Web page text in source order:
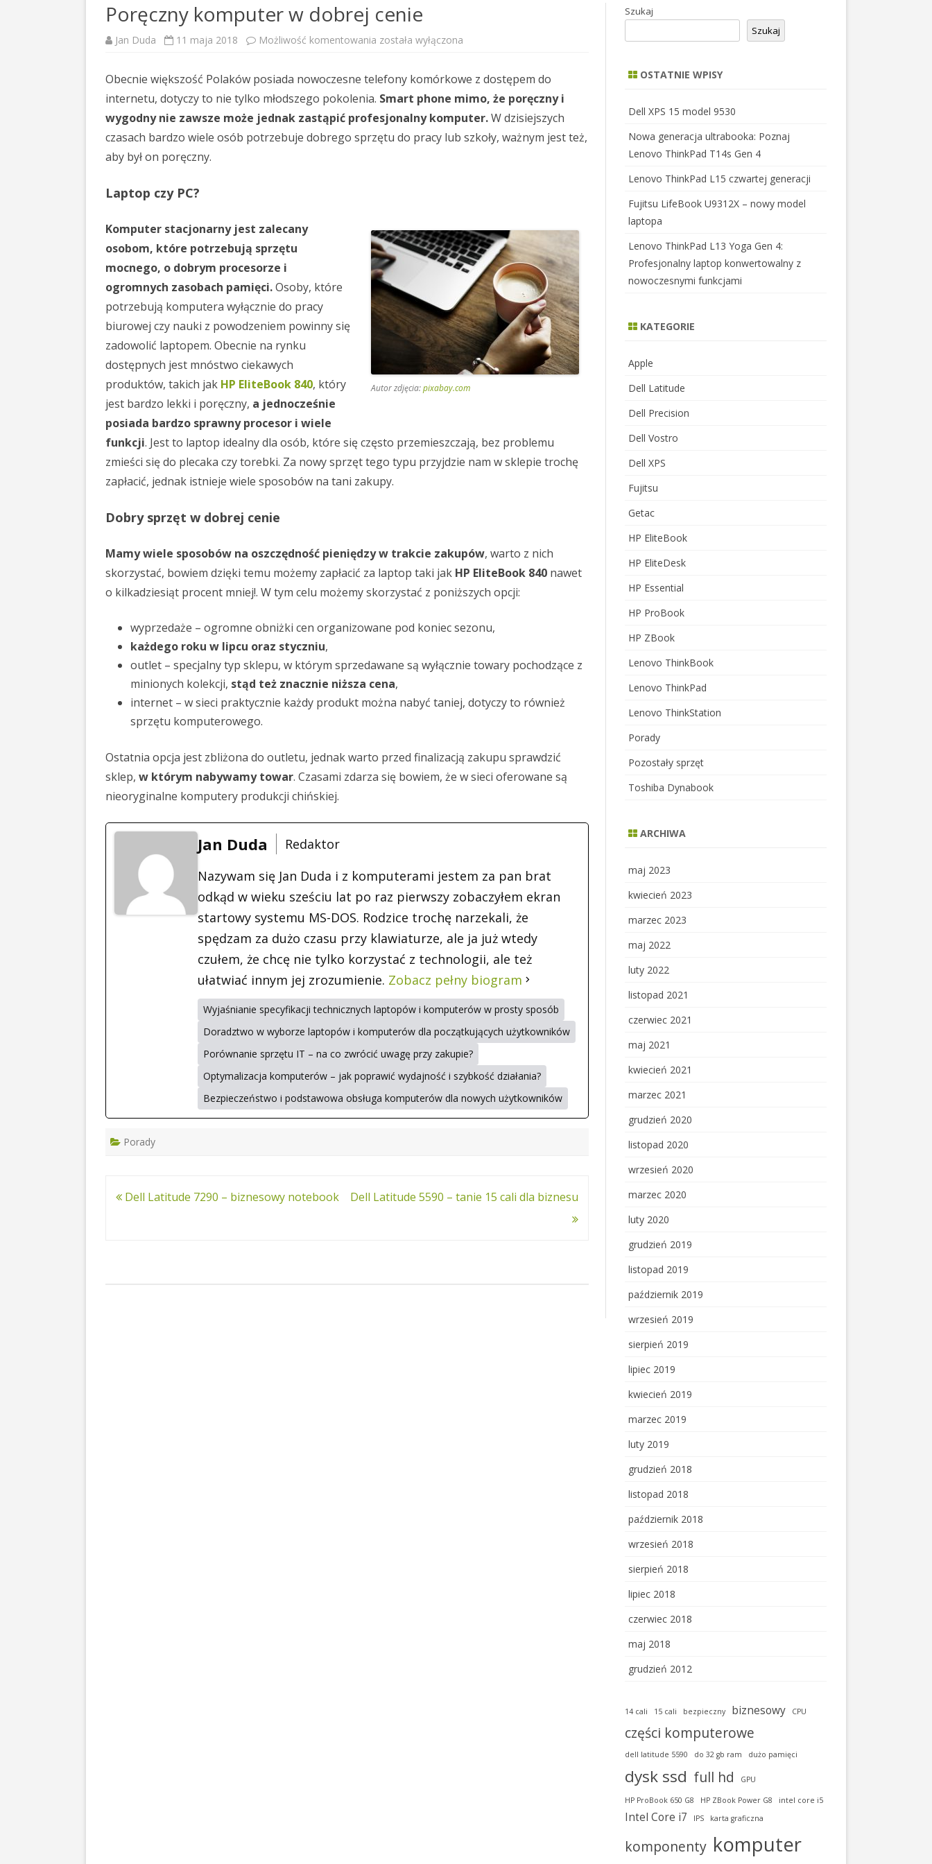
Poręczny komputer w dobrej cenie
Jan Duda 11 maja 2018 Możliwość komentowania Poręczny
cenie
została wyłączona
Obecnie większość Polaków posiada nowoczesne telefony komórkowe z dostępem do
internetu, dotyczy to nie tylko młodszego pokolenia. Smart phone mimo, że poręczny i
wygodny nie zawsze może jednak zastąpić profesjonalny komputer.W dzisiejszych
czasach bardzo wiele osób potrzebuje dobrego sprzętu do pracy lub szkoły, ważnym jest też,
aby był on poręczny.
Laptop czy PC?
Autor zdjęcia:pixabay.com
Komputer stacjonarny jest zalecany
osobom, które potrzebują sprzętu
mocnego, o dobrym procesorze i
ogromnych zasobach pamięci.Osoby, które
potrzebują komputera wyłącznie do pracy
biurowej czy nauki z powodzeniem powinny się
zadowolić laptopem. Obecnie na rynku
dostępnych jest mnóstwo ciekawych
produktów, takich jak HP EliteBook 840, który
jest bardzo lekki i poręczny, a jednocześnie
posiada bardzo sprawny procesor i wiele
funkcji. Jest to laptop idealny dla osób, które się często przemieszczają, bez problemu
zmieści się do plecaka czy torebki. Za nowy sprzęt tego typu przyjdzie nam w sklepie trochę
zapłacić, jednak istnieje wiele sposobów na tani zakupy.
Dobry sprzęt w dobrej cenie
Mamy wiele sposobów na oszczędność pieniędzy w trakcie zakupów, warto z nich
skorzystać, bowiem dzięki temu możemy zapłacić za laptop taki jak HP EliteBook 840 nawet
o kilkadziesiąt procent mniej!. W tym celu możemy skorzystać z poniższych opcji:
wyprzedaże – ogromne obniżki cen organizowane pod koniec sezonu,
każdego roku w lipcu oraz styczniu,
outlet – specjalny typ sklepu, w którym sprzedawane są wyłącznie towary pochodzące z
minionych kolekcji, stąd też znacznie niższa cena,
internet – w sieci praktycznie każdy produkt można nabyć taniej, dotyczy to również
sprzętu komputerowego.
Ostatnia opcja jest zbliżona do outletu, jednak warto przed finalizacją zakupu sprawdzić
sklep, w którym nabywamy towar. Czasami zdarza się bowiem, że w sieci oferowane są
nieoryginalne komputery produkcji chińskiej.
Jan Duda
Redaktor
Nazywam się Jan Duda i z komputerami jestem za pan brat
odkąd w wieku sześciu lat po raz pierwszy zobaczyłem ekran
startowy systemu MS-DOS. Rodzice trochę narzekali, że
spędzam za dużo czasu przy klawiaturze, ale ja już wtedy
czułem, że chcę nie tylko korzystać z technologii, ale też
ułatwiać innym jej zrozumienie. Zobacz pełny biogram
Wyjaśnianie specyfikacji technicznych laptopów i komputerów w prosty sposób
Doradztwo w wyborze laptopów i komputerów dla początkujących użytkowników
Porównanie sprzętu IT – na co zwrócić uwagę przy zakupie?
Optymalizacja komputerów – jak poprawić wydajność i szybkość działania?
Bezpieczeństwo i podstawowa obsługa komputerów dla nowych użytkowników
Porady
Nawigacja
Dell Latitude 7290 – biznesowy notebook Dell Latitude 5590 – tanie 15 cali dla biznesu
Szukaj
Szukaj
OSTATNIE WPISY
Dell XPS 15 model 9530
Nowa generacja ultrabooka: Poznaj
Lenovo ThinkPad T14s Gen 4
Lenovo ThinkPad L15 czwartej generacji
Fujitsu LifeBook U9312X – nowy model
laptopa
Lenovo ThinkPad L13 Yoga Gen 4:
Profesjonalny laptop konwertowalny z
nowoczesnymi funkcjami
KATEGORIE
Apple
Dell Latitude
Dell Precision
Dell Vostro
Dell XPS
Fujitsu
Getac
HP EliteBook
HP EliteDesk
HP Essential
HP ProBook
HP ZBook
Lenovo ThinkBook
Lenovo ThinkPad
Lenovo ThinkStation
Porady
Pozostały sprzęt
Toshiba Dynabook
ARCHIWA
maj 2023
kwiecień 2023
marzec 2023
maj 2022
luty 2022
listopad 2021
czerwiec 2021
maj 2021
kwiecień 2021
marzec 2021
grudzień 2020
listopad 2020
wrzesień 2020
marzec 2020
luty 2020
grudzień 2019
listopad 2019
październik 2019
wrzesień 2019
sierpień 2019
lipiec 2019
kwiecień 2019
marzec 2019
luty 2019
grudzień 2018
listopad 2018
październik 2018
wrzesień 2018
sierpień 2018
lipiec 2018
czerwiec 2018
maj 2018
grudzień 2012
14 cali 15 cali bezpieczny biznesowy CPU
części komputerowe
dell latitude 5590 do 32 gb ram dużo pamięci
dysk ssd full hd GPU
HP ProBook 650 G8 HP ZBook Power G8 intel core i5
Intel Core i7 IPS karta graficzna
komponenty komputer